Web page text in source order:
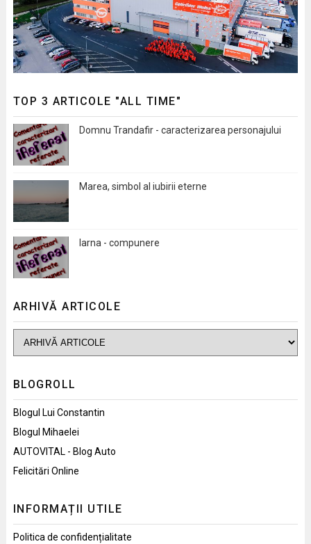
TOP 3 ARTICOLE "ALL TIME"
Domnu Trandafir - caracterizarea personajului
Marea, simbol al iubirii eterne
Iarna - compunere
ARHIVĂ ARTICOLE
BLOGROLL
Blogul Lui Constantin
Blogul Mihaelei
AUTOVITAL - Blog Auto
Felicitări Online
INFORMAȚII UTILE
Politica de confidențialitate